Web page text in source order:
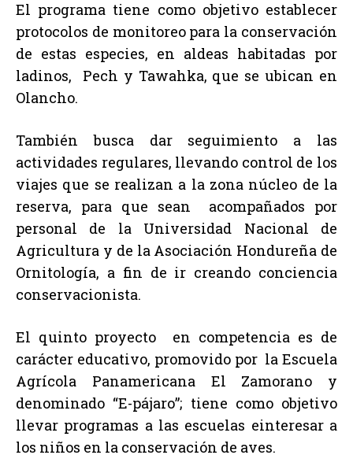
El programa tiene como objetivo establecer
protocolos de monitoreo para la conservación
de estas especies, en aldeas habitadas por
ladinos, Pech y Tawahka, que se ubican en
Olancho.
También busca dar seguimiento a las
actividades regulares, llevando control de los
viajes que se realizan a la zona núcleo de la
reserva, para que sean acompañados por
personal de la Universidad Nacional de
Agricultura y de la Asociación Hondureña de
Ornitología, a fin de ir creando conciencia
conservacionista.
El quinto proyecto en competencia es de
carácter educativo, promovido por la Escuela
Agrícola Panamericana El Zamorano y
denominado “E-pájaro”; tiene como objetivo
llevar programas a las escuelas einteresar a
los niños en la conservación de aves.